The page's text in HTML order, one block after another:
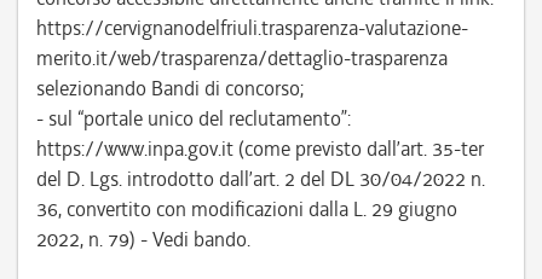
https://cervignanodelfriuli.trasparenza-valutazione-
merito.it/web/trasparenza/dettaglio-trasparenza
selezionando Bandi di concorso;
- sul “portale unico del reclutamento”:
https://www.inpa.gov.it (come previsto dall’art. 35-ter
del D. Lgs. introdotto dall’art. 2 del DL 30/04/2022 n.
36, convertito con modificazioni dalla L. 29 giugno
2022, n. 79) - Vedi bando.